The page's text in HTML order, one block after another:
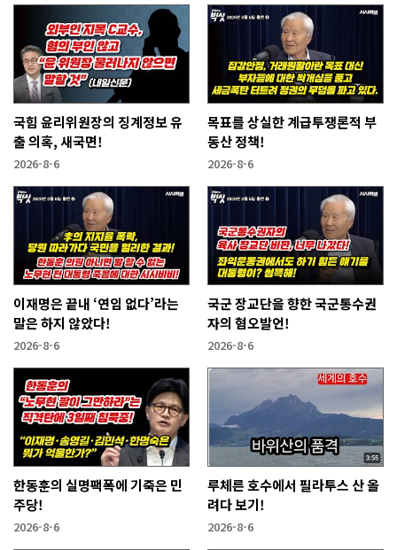
국힘 윤리위원장의 징계정보 유
출 의혹, 새국면!
2026-8-6
목표를 상실한 계급투쟁론적 부
동산 정책!
2026-8-6
이재명은 끝내 ‘연임 없다’라는
말은 하지 않았다!
2026-8-6
국군 장교단을 향한 국군통수권
자의 혐오발언!
2026-8-6
한동훈의 실명팩폭에 기죽은 민
주당!
2026-8-6
루체른 호수에서 필라투스 산 올
려다 보기!
2026-8-6